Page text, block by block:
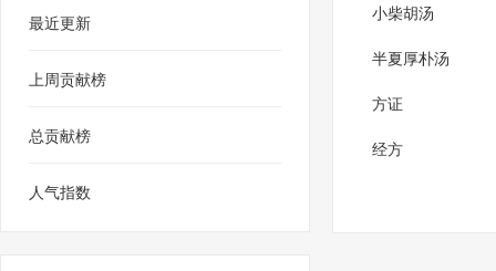
小柴胡汤
半夏厚朴汤
方证
经方
最近更新
上周贡献榜
总贡献榜
人气指数